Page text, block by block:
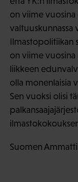
on viime
valtuuskunnassa
Ilmastopolitiikan
on viime vuosina
liikkeen
olla monenlaisia
Sen vuoksi olisi
Suomen